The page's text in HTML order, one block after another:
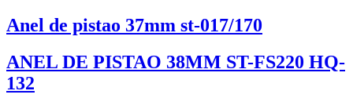
Anel de pistao 37mm st-017/170
ANEL DE PISTAO 38MM ST-FS220 HQ-
132